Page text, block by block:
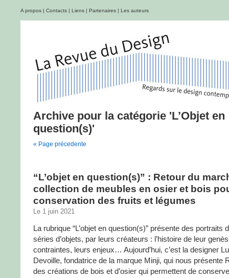
A propos | Contacts | Liens | Partenaires | Les auteurs
Archive pour la catégorie 'L’Objet en
question(s)'
« Page précedente
“L’objet en question(s)” : Retour du
collection de meubles en osier et bois
conservation des fruits et légumes
Le 1 juin 2021
La rubrique “L’objet en question(s)” présente des portraits
séries d’objets, par leurs créateurs : l’histoire de leur
contraintes, leurs enjeux… Aujourd’hui, c’est la designer
Devoille, fondatrice de la marque Minji, qui nous présente
des créations de bois et d’osier qui permettent de